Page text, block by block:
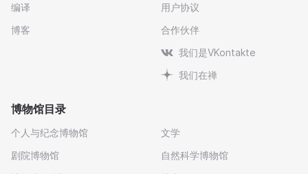
编译
博客
用户协议
合作伙伴
我们是VKontakte
我们在禅
博物馆目录
个人与纪念博物馆
剧院博物馆
文学
自然科学博物馆